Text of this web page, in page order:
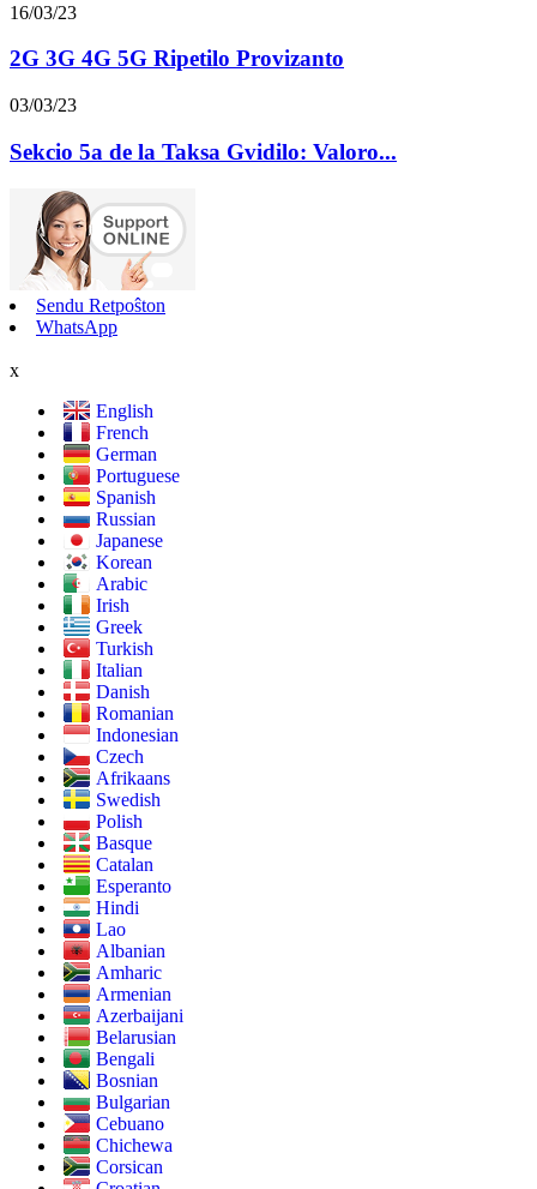
16/03/23
2G 3G 4G 5G Ripetilo Provizanto
03/03/23
Sekcio 5a de la Taksa Gvidilo: Valoro...
Sendu Retpoŝton
WhatsApp
x
English
French
German
Portuguese
Spanish
Russian
Japanese
Korean
Arabic
Irish
Greek
Turkish
Italian
Danish
Romanian
Indonesian
Czech
Afrikaans
Swedish
Polish
Basque
Catalan
Esperanto
Hindi
Lao
Albanian
Amharic
Armenian
Azerbaijani
Belarusian
Bengali
Bosnian
Bulgarian
Cebuano
Chichewa
Corsican